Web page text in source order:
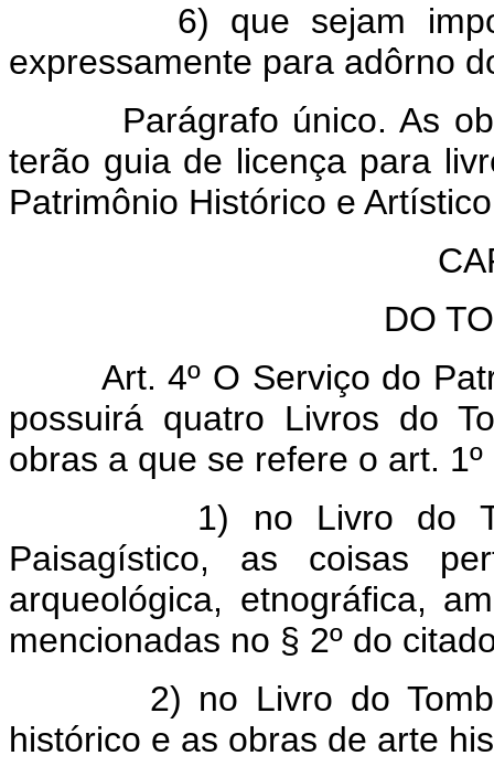
6) que sejam
expressamente para adôrno
Parágrafo único. As
terão guia de licença para
Patrimônio Histórico e
DO
Art. 4º O Serviço do
possuirá quatro Livros do
obras a que se refere o art.
1) no Livro do
Paisagístico, as coisas
arqueológica, etnográfica,
mencionadas no § 2º do
2) no Livro do
histórico e as obras de arte